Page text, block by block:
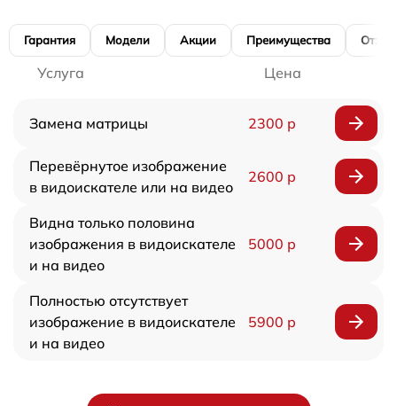
Гарантия Модели Акции Преимущества
Услуга Цена
Замена матрицы 2300 р
Перевёрнутое изображение
в видоискателе или на видео
2600 р
Видна только половина
изображения в видоискателе
и на видео
5000 р
Полностью отсутствует
изображение в видоискателе
и на видео
5900 р